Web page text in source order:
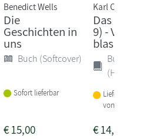
Benedict Wells
Die
Geschichten in
uns
Buch (Softcover)
Sofort lieferbar
€15,00
Karl Olsberg
Das Dorf
9) - Verirrt
blassen
Buch
Lieferbar
von 1-2
€14,00